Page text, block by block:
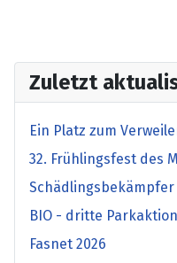
Zuletzt
Ein Platz zum
32. Frühlingsfest des
BIO - dritte
Fasnet 2026